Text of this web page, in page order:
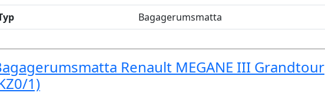
Bagagerumsmatta
Renault MEGANE III Grandtour
1)